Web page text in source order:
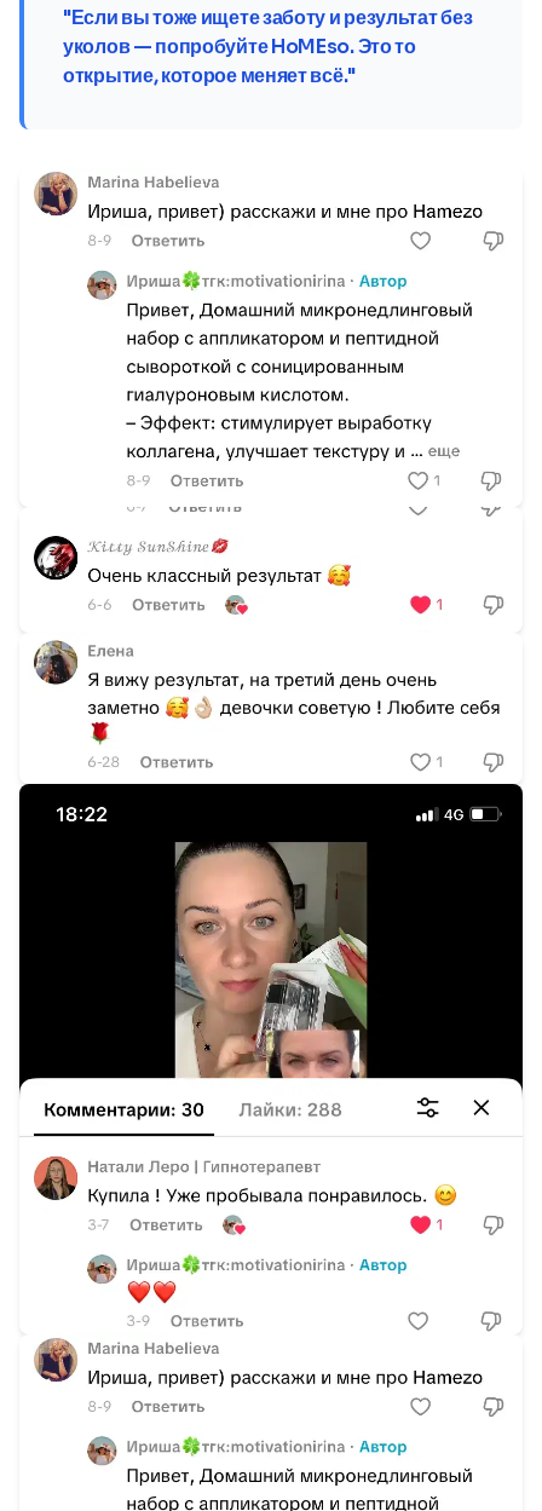
"Если вы тоже ищете заботу и результат без
уколов — попробуйте HoMEso. Это то
открытие, которое меняет всё."